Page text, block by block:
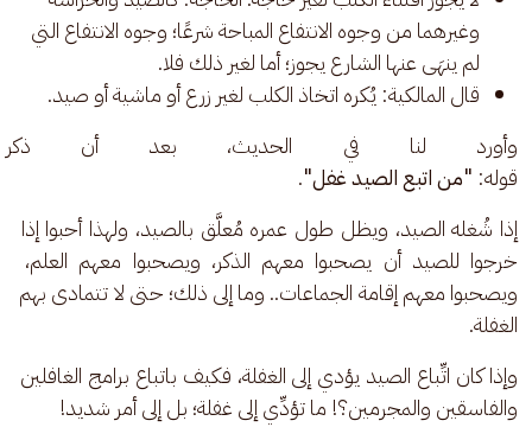
وغيرهما من وجوه الانتفاع المباحة شرعًا؛ وجوه الانتفاع التي
لم ينهَى عنها الشارع يجوز؛ أما لغير ذلك فلا.
قال المالكية: يُكره اتخاذ الكلب لغير زرع أو ماشية أو صيد.
وأورد لنا في الحديث، بعد أن
قوله: "من اتبع الصيد غفل".
إذا شُغله الصيد، ويظل طول عمره مُعلَّق بالصيد، ولهذا أحبوا إذا
خرجوا للصيد أن يصحبوا معهم الذكر، ويصحبوا معهم العلم،
ويصحبوا معهم إقامة الجماعات.. وما إلى ذلك؛ حتى لا تتمادى بهم
الغفلة.
وإذا كان اتِّباع الصيد يؤدي إلى الغفلة، فكيف باتباع برامج الغافلين
والفاسقين والمجرمين؟! ما تؤدِّي إلى غفلة؛ بل إلى أمر شديد!